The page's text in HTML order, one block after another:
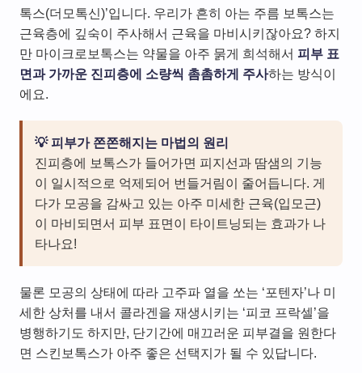
톡스(더모톡신)’입니다. 우리가 흔히 아는 주름 보톡스는
근육층에 깊숙이 주사해서 근육을 마비시키잖아요? 하지
만 마이크로보톡스는 약물을 아주 묽게 희석해서 피부 표
면과 가까운 진피층에 소량씩 촘촘하게 주사하는 방식이
에요.
💡 피부가 쫀쫀해지는 마법의 원리
진피층에 보톡스가 들어가면 피지선과 땀샘의 기능
이 일시적으로 억제되어 번들거림이 줄어듭니다. 게
다가 모공을 감싸고 있는 아주 미세한 근육(입모근)
이 마비되면서 피부 표면이 타이트닝되는 효과가 나
타나요!
물론 모공의 상태에 따라 고주파 열을 쏘는 ‘포텐자’나 미
세한 상처를 내서 콜라겐을 재생시키는 ‘피코 프락셀’을
병행하기도 하지만, 단기간에 매끄러운 피부결을 원한다
면 스킨보톡스가 아주 좋은 선택지가 될 수 있답니다.